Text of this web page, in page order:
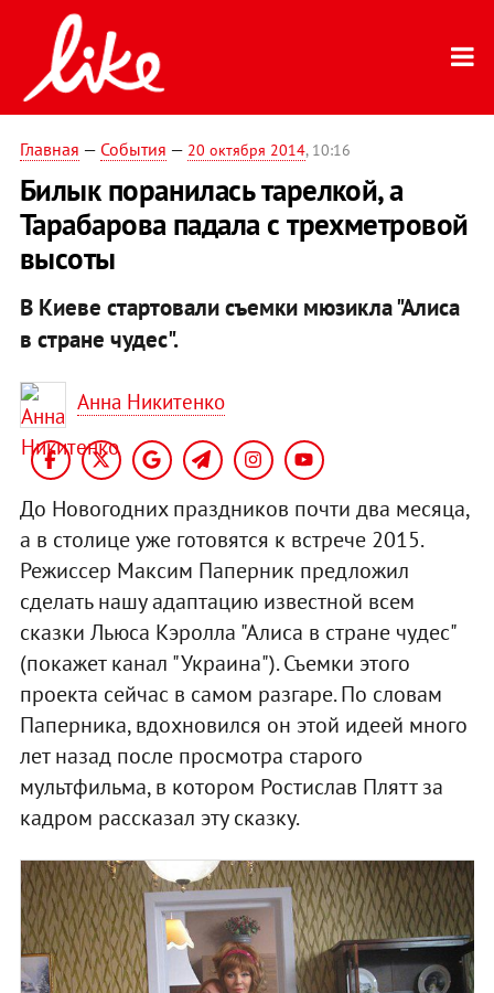
Главная — События — 20 октября 2014, 10:16
Билык поранилась тарелкой, а
Тарабарова падала с трехметровой
высоты
В Киеве стартовали съемки мюзикла "Алиса
в стране чудес".
Анна Никитенко
До Новогодних праздников почти два месяца,
а в столице уже готовятся к встрече 2015.
Режиссер Максим Паперник предложил
сделать нашу адаптацию известной всем
сказки Льюса Кэролла "Алиса в стране чудес"
(покажет канал "Украина"). Съемки этого
проекта сейчас в самом разгаре. По словам
Паперника, вдохновился он этой идеей много
лет назад после просмотра старого
мультфильма, в котором Ростислав Плятт за
кадром рассказал эту сказку.